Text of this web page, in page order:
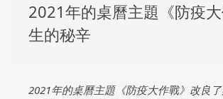
2021年的桌曆主題《防疫
生的秘辛
2021年的桌曆主題《防疫大作戰》改良了